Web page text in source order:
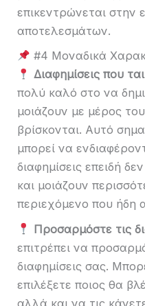
επικεντρώνεται στην
αποτελεσμάτων.
#4 Μοναδικά
Διαφημίσεις που
πολύ καλό στο να
μοιάζουν με μέρος
βρίσκονται. Αυτό
μπορεί να
διαφημίσεις επειδή
και μοιάζουν
περιεχόμενο που ήδη
Προσαρμόστε τις
επιτρέπει να
διαφημίσεις σας.
επιλέξετε ποιος θα
αλλά και να τις